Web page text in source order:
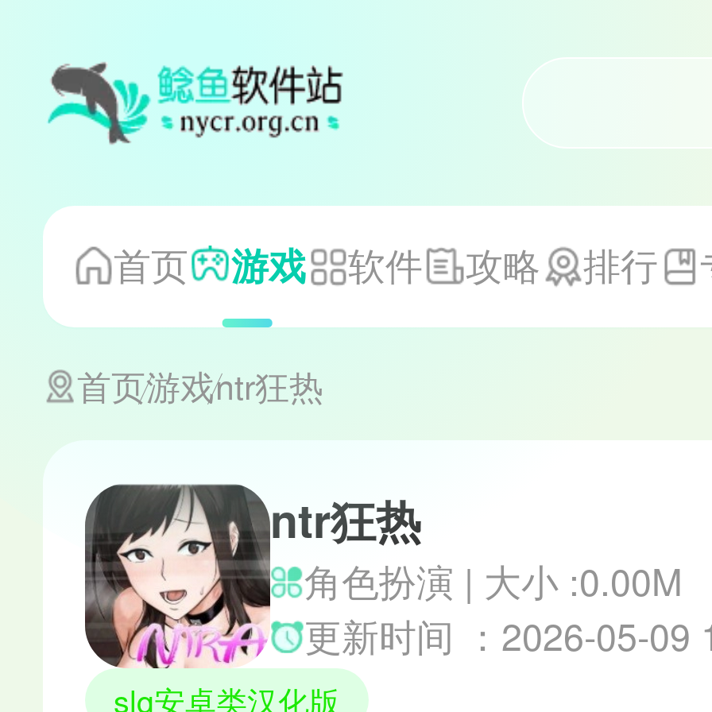
首页 游戏 软件 攻略 排行
首页游戏ntr狂热
ntr狂热
角色扮演 | 大小 :0.00M
更新时间 ：2026-05-09
slg安卓类汉化版